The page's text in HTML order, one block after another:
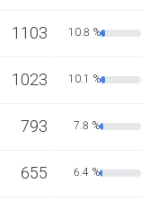
1103 10.8 %
1023 10.1 %
793 7.8 %
655 6.4 %